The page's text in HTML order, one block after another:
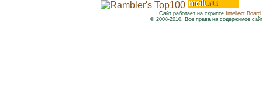
Сайт работает на скрипте Intellect Board
© 2008-2010, Все права на содержимое